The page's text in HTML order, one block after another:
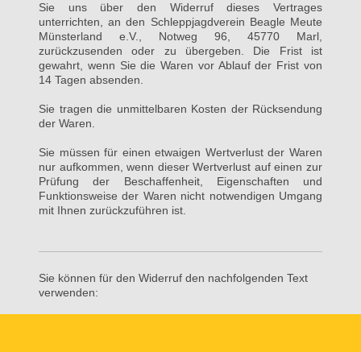
Sie uns über den Widerruf dieses Vertrages
unterrichten, an den Schleppjagdverein Beagle Meute
Münsterland e.V., Notweg 96, 45770 Marl,
zurückzusenden oder zu übergeben. Die Frist ist
gewahrt, wenn Sie die Waren vor Ablauf der Frist von
14 Tagen absenden.
Sie tragen die unmittelbaren Kosten der Rücksendung
der Waren.
Sie müssen für einen etwaigen Wertverlust der Waren
nur aufkommen, wenn dieser Wertverlust auf einen zur
Prüfung der Beschaffenheit, Eigenschaften und
Funktionsweise der Waren nicht notwendigen Umgang
mit Ihnen zurückzuführen ist.
Sie können für den Widerruf den nachfolgenden Text
verwenden: